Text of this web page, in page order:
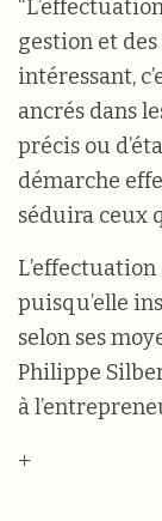
gestion et des
intéressant,
ancrés dans
précis ou
démarche
séduira ceux
puisqu’elle
selon ses
Philippe
à
+